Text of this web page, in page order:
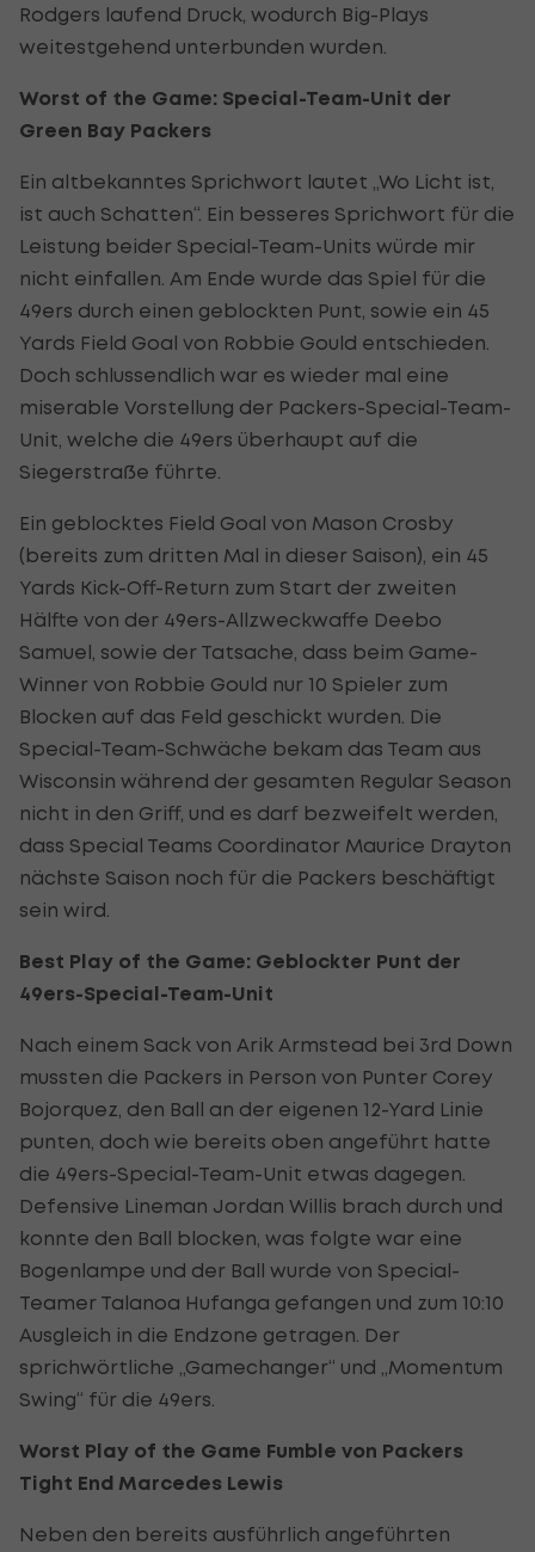
Rodgers laufend Druck, wodurch Big-Plays
weitestgehend unterbunden wurden.
Worst of the Game: Special-Team-Unit der
Green Bay Packers
Ein altbekanntes Sprichwort lautet „Wo Licht ist,
ist auch Schatten“. Ein besseres Sprichwort für die
Leistung beider Special-Team-Units würde mir
nicht einfallen. Am Ende wurde das Spiel für die
49ers durch einen geblockten Punt, sowie ein 45
Yards Field Goal von Robbie Gould entschieden.
Doch schlussendlich war es wieder mal eine
miserable Vorstellung der Packers-Special-Team-
Unit, welche die 49ers überhaupt auf die
Siegerstraße führte.
Ein geblocktes Field Goal von Mason Crosby
(bereits zum dritten Mal in dieser Saison), ein 45
Yards Kick-Off-Return zum Start der zweiten
Hälfte von der 49ers-Allzweckwaffe Deebo
Samuel, sowie der Tatsache, dass beim Game-
Winner von Robbie Gould nur 10 Spieler zum
Blocken auf das Feld geschickt wurden. Die
Special-Team-Schwäche bekam das Team aus
Wisconsin während der gesamten Regular Season
nicht in den Griff, und es darf bezweifelt werden,
dass Special Teams Coordinator Maurice Drayton
nächste Saison noch für die Packers beschäftigt
sein wird.
Best Play of the Game: Geblockter Punt der
49ers-Special-Team-Unit
Nach einem Sack von Arik Armstead bei 3rd Down
mussten die Packers in Person von Punter Corey
Bojorquez, den Ball an der eigenen 12-Yard Linie
punten, doch wie bereits oben angeführt hatte
die 49ers-Special-Team-Unit etwas dagegen.
Defensive Lineman Jordan Willis brach durch und
konnte den Ball blocken, was folgte war eine
Bogenlampe und der Ball wurde von Special-
Teamer Talanoa Hufanga gefangen und zum 10:10
Ausgleich in die Endzone getragen. Der
sprichwörtliche „Gamechanger“ und „Momentum
Swing“ für die 49ers.
Worst Play of the Game Fumble von Packers
Tight End Marcedes Lewis
Neben den bereits ausführlich angeführten